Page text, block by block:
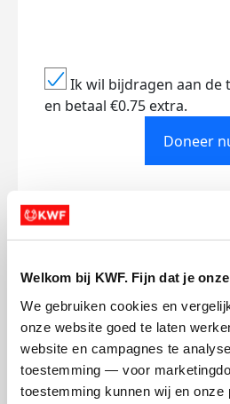
Welkom bij KWF. Fijn dat je
We gebruiken cookies en
onze website goed te laten
website en campagnes te
toestemming — voor
toestemming kunnen wij en onze
Ik wil bijdragen aan de
en betaal €0.75 extra.
Doneer
€0
Doneer
Vera's